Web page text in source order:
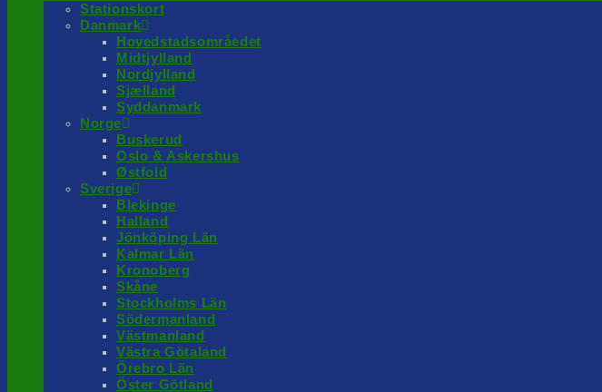
Stationskort
Danmark
Hovedstadsområedet
Midtjylland
Nordjylland
Sjælland
Syddanmark
Norge
Buskerud
Oslo & Askershus
Østfold
Sverige
Blekinge
Halland
Jönköping Län
Kalmar Län
Kronoberg
Skåne
Stockholms Län
Södermanland
Västmanland
Västra Götaland
Örebro Län
Öster Götland